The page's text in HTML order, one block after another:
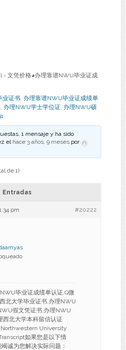
› 文凭价格◕办理靠谱NWU毕业证成
业证书, 办理靠谱NWU毕业证成绩单
, 办理NWU学士学位证, 办理NWU硕
1 mensaje y ha sido
el hace 3 años, 9 meses por
de 1)
Entradas
pm #20222
毕业证成绩单认证,Q微
北大学毕业证书,办理NWU
假文凭证书,办理NWU
西北大学本科留信认证
University
如果您是以下情
诚为您解决实际问题：